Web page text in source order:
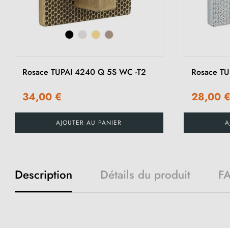
Rosace TUPAI 4240 Q 5S WC -T2
34,00 €
AJOUTER AU PANIER
Rosace
28,00 €
Description Détails du produit